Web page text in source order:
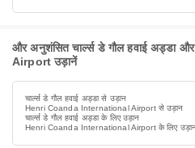
और अनुशंसित चार्ल्स डे गौल हवाई
Airport उड़ानें
चार्ल्स डे गौल हवाई अड्डा से उड़ान
Henri Coanda International Airport से उड़ान
चार्ल्स डे गौल हवाई अड्डा के लिए उड़ान
Henri Coanda International Airport के लिए